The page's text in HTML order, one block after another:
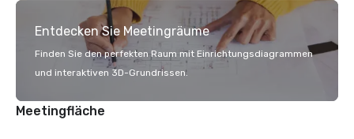
Entdecken Sie Meetingräume
Finden Sie den perfekten Raum mit Einrichtungsdiagrammen
und interaktiven 3D-Grundrissen.
Meetingfläche